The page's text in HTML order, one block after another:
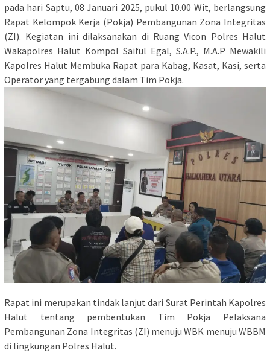
pada hari Saptu, 08 Januari 2025, pukul 10.00 Wit, berlangsung
Rapat Kelompok Kerja (Pokja) Pembangunan Zona Integritas
(ZI). Kegiatan ini dilaksanakan di Ruang Vicon Polres Halut
Wakapolres Halut Kompol Saiful Egal, S.A.P., M.A.P Mewakili
Kapolres Halut Membuka Rapat para Kabag, Kasat, Kasi, serta
Operator yang tergabung dalam Tim Pokja.
Rapat ini merupakan tindak lanjut dari Surat Perintah Kapolres
Halut tentang pembentukan Tim Pokja Pelaksana
Pembangunan Zona Integritas (ZI) menuju WBK menuju WBBM
di lingkungan Polres Halut.